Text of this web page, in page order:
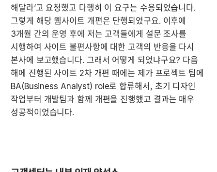
해달라’고 요청했고 다행히 이 요구는 수용되었습니다.
그렇게 해당 웹사이트 개편은 단행되었구요. 이후에
3개월 간의 운영 후에 저는 고객들에게 설문 조사를
시행하여 사이트 불편사항에 대한 고객의 반응을 다시
본사에 보고했습니다. 그래서 어떻게 되었냐구요? 다음
해에 진행된 사이트 2차 개편 때에는 제가 프로젝트 팀에
BA(Business Analyst) role로 합류해서, 초기 디자인
작업부터 개발팀과 함께 개편을 진행했고 결과는 매우